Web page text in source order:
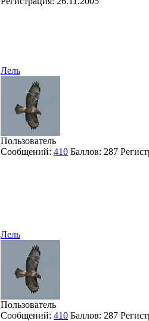
Лель
Пользователь
Сообщений: 410 Баллов: 287
Лель
Пользователь
Сообщений: 410 Баллов: 287